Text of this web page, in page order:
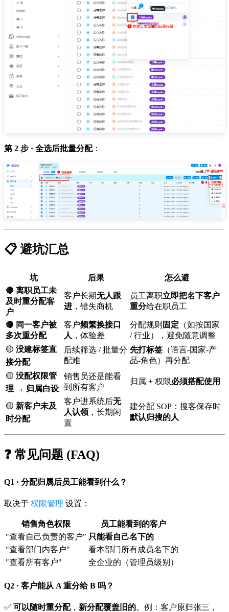
第 2 步 · 全选后批量分配：
📋 避坑汇总
坑 后果
怎么避
🔴 离职员工未
及时重分配客
户
客户长期无人跟
进 ，错失商机
员工离职立即把名下客户
重分给在职员工
🔴 同一客户被
多次重分配
客户频繁换接口
人 ，体验差
分配规则 固定 （如按国家
/ 行业），避免随意调整
🟡 没建标签直
接分配
后续筛选 / 批量分
配难
先打标签 （语言-国家-产
品-角色）再分配
🟡 没配权限管
理 → 归属白设
销售员还是能看
到所有客户
归属 + 权限必须搭配使用
🟡 新客户未及
时分配
客户进系统后无
人认领 ，长期闲
置
建分配 SOP：搜客保存时
默认归搜的人
❓ 常见问题 (FAQ)
Q1 · 分配归属后员工能看到什么？
取决于 权限管理 设置：
销售角色权限
员工能看到的客户
"查看自己负责的客户" 只能看自己名下的
"查看部门内客户"
看本部门所有成员名下的
"查看所有客户"
全企业的（管理员级别）
Q2 · 客户能从 A 重分给 B 吗？
✅ 可以随时重分配， 新分配覆盖旧的。例：客户原归张三，